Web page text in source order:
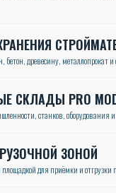
древесину, металлопрокат и
СКЛАДЫ PRO
станков, оборудования
ЗОНОЙ
для приёмки и отгрузки